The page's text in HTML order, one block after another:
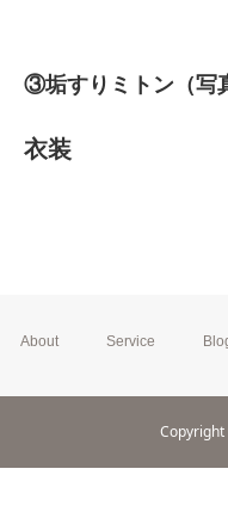
③垢すりミトン（写
衣装
About Service